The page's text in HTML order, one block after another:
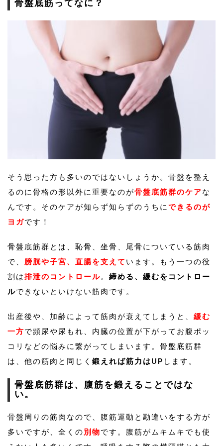
骨盤底筋ってなに？
そう思った方も多いのではないしょうか。骨盤を整え
るのに骨格の形以外に重要なのが骨盤底筋群のケアな
んです。そのケアが知らず知らずのうちに できるのが
ヨガです！
骨盤底筋群とは、恥骨、坐骨、尾骨についている筋肉
で、 膀胱や子宮、直腸を支えて います。もう一つの役
割は排泄のコントロール。 締める、緩むをコントロー
ルできないといけない筋肉です。
出産後や、加齢によって筋肉が衰えてしまうと、 緩む
一方で頻尿や尿もれ、内臓の位置が下がってお腹ポッ
コリなどの悩みに繋がってしまいます。骨盤底筋群
は、他の筋肉と同じく 鍛えれば筋力はUP します。
骨盤底筋群は、腹筋を鍛えることではな
い。
骨盤周りの筋肉なので、腹筋運動と勘違いをする方が
多いですが、全くの別物です。腹筋がムキムキでも使